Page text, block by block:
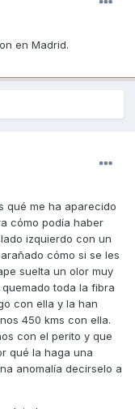
en Madrid.
qué me ha aparecido
cómo podía haber
izquierdo con un
cómo si se les
suelta un olor muy
toda la fibra
con ella y la han
450 kms con ella.
con el perito y que
qué la haga una
anomalía decirselo a